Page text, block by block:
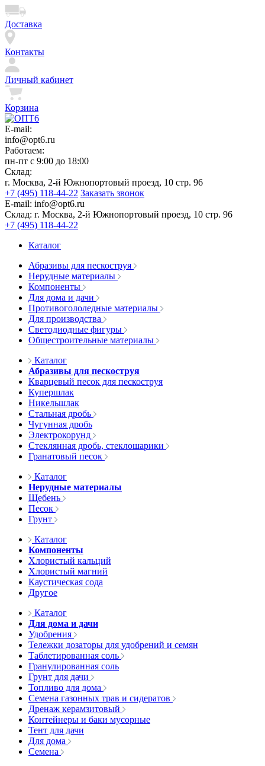
Доставка
Контакты
Личный кабинет
Корзина
E-mail:
info@opt6.ru
Работаем:
пн-пт с 9:00 до 18:00
Склад:
г. Москва, 2-й Южнопортовый проезд, 10 стр. 96
+7 (495) 118-44-22 Заказать звонок
E-mail: info@opt6.ru
Склад: г. Москва, 2-й Южнопортовый проезд, 10 стр. 96
+7 (495) 118-44-22
Каталог
Абразивы для пескоструя
Нерудные материалы
Компоненты
Для дома и дачи
Противогололедные материалы
Для производства
Светодиодные фигуры
Общестроительные материалы
Каталог
Абразивы для пескоструя
Кварцевый песок для пескоструя
Купершлак
Никельшлак
Стальная дробь
Чугунная дробь
Электрокорунд
Стеклянная дробь, стеклошарики
Гранатовый песок
Каталог
Нерудные материалы
Щебень
Песок
Грунт
Каталог
Компоненты
Хлористый кальций
Хлористый магний
Каустическая сода
Другое
Каталог
Для дома и дачи
Удобрения
Тележки дозаторы для удобрений и семян
Таблетированная соль
Гранулированная соль
Грунт для дачи
Топливо для дома
Семена газонных трав и сидератов
Дренаж керамзитовый
Контейнеры и баки мусорные
Тент для дачи
Для дома
Семена